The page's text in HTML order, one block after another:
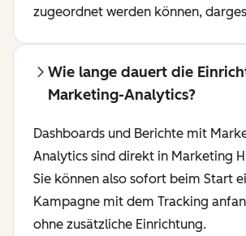
zugeordnet werden können,
Wie lange dauert die
Marketing-Analytics?
Dashboards und Berichte mit
Analytics sind direkt in Marketing
Sie können also sofort beim Start
Kampagne mit dem Tracking
ohne zusätzliche Einrichtung.